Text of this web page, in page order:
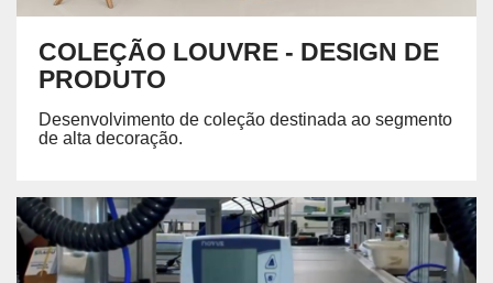
COLEÇÃO LOUVRE - DESIGN DE
PRODUTO
Desenvolvimento de coleção destinada ao segmento
de alta decoração.